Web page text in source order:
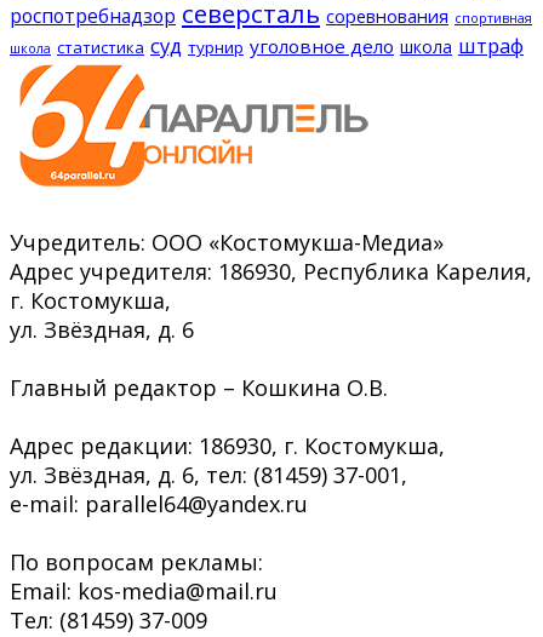
роспотребнадзор северсталь соревнования спортивная
школа статистика суд турнир уголовное дело школа штраф
Учредитель: ООО «Костомукша-Медиа»
Адрес учредителя: 186930, Республика Карелия,
г. Костомукша,
ул. Звёздная, д. 6
Главный редактор – Кошкина О.В.
Адрес редакции: 186930, г. Костомукша,
ул. Звёздная, д. 6, тел: (81459) 37-001,
e-mail: parallel64@yandex.ru
По вопросам рекламы:
Email: kos-media@mail.ru
Тел: (81459) 37-009